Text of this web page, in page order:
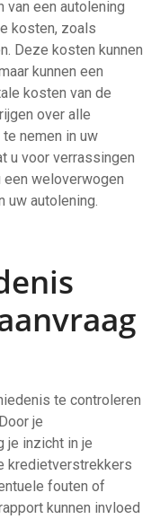
van een autolening
kosten, zoals
Deze kosten kunnen
kunnen een
kosten van de
over alle
nemen in uw
u voor verrassingen
weloverwogen
uw autolening.
te controleren
je
je inzicht in je
kredietverstrekkers
fouten of
kunnen invloed